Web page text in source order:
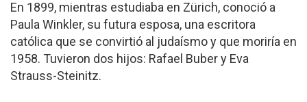
En 1899, mientras estudiaba en Zürich, conoció a
Paula Winkler, su futura esposa, una escritora
católica que se convirtió al judaísmo y que moriría en
1958. Tuvieron dos hijos: Rafael Buber y Eva
Strauss-Steinitz.